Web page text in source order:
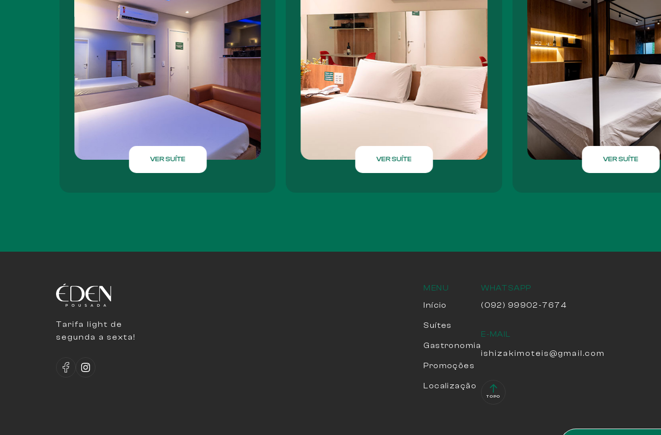
VER SUÍTE VER SUÍTE VER SUÍTE
Tarifa light de
segunda a sexta!
MENU
Início
Suítes
Gastronomia
Promoções
Localização
WHATSAPP
(092) 99902-7674
E-MAIL
ishizakimoteis@gmail.com
TOPO